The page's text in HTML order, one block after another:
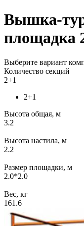
Вышка-
площадка
Выберите вариант
Количество секций
2+1
2+1
Высота общая, м
3.2
Высота настила, м
2.2
Размер площадки, м
2.0*2.0
Вес, кг
161.6